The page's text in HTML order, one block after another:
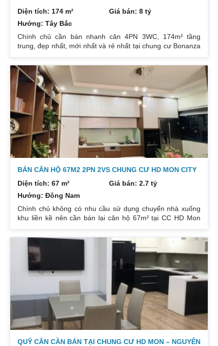
Diện tích: 174 m²
Giá bán: 8 tỷ
Hướng: Tây Bắc
Chính chủ cần bán nhanh căn 4PN 3WC, 174m² tầng
trung, đẹp nhất, mới nhất và rẻ nhất tại chung cư Bonanza
nên cần bán lại để đầu tư cái khác, cụ thể như sau:
Hướng: TB, ban công Đông Nam. Thiết kế: 4 ngủ 3WC DT:
174m². Nội thất đẹp thiết kế sang trọng trẻ trung. Phòng
khách, bếp, thiết bị vệ sinh tất cả đều mới và sử dụng tốt.
Nhà đã có sổ pháp
BÁN CĂN HỘ 67M2 2PN 2VS CHUNG CƯ HD MON CITY
Diện tích: 67 m²
Giá bán: 2.7 tỷ
Hướng: Đông Nam
Chính chủ không có nhu cầu sử dụng chuyển nhà xuống
khu liền kề nên cần bán lại căn hộ 67m² tại CC HD Mon
công hướng Đông Nam căn góc nhiều mặt thoáng và có
ban công nhỏ phòng ngủ chính. Đồ nội thất cao cấp bán
để lại toàn bộ nội thất cao cấp theo phong cách Châu Âu.
Sổ đỏ chính chủ xem nhà 24/24. Liên hệ xem nhà:
0832133366
QUỸ CĂN CẦN BÁN TẠI CHUNG CƯ HD MON – NGUYỄN